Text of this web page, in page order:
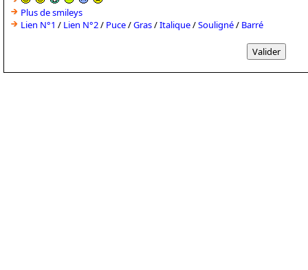
Plus de smileys
Lien N°1 / Lien N°2/ Puce/Gras/Italique/Souligné/ Barré